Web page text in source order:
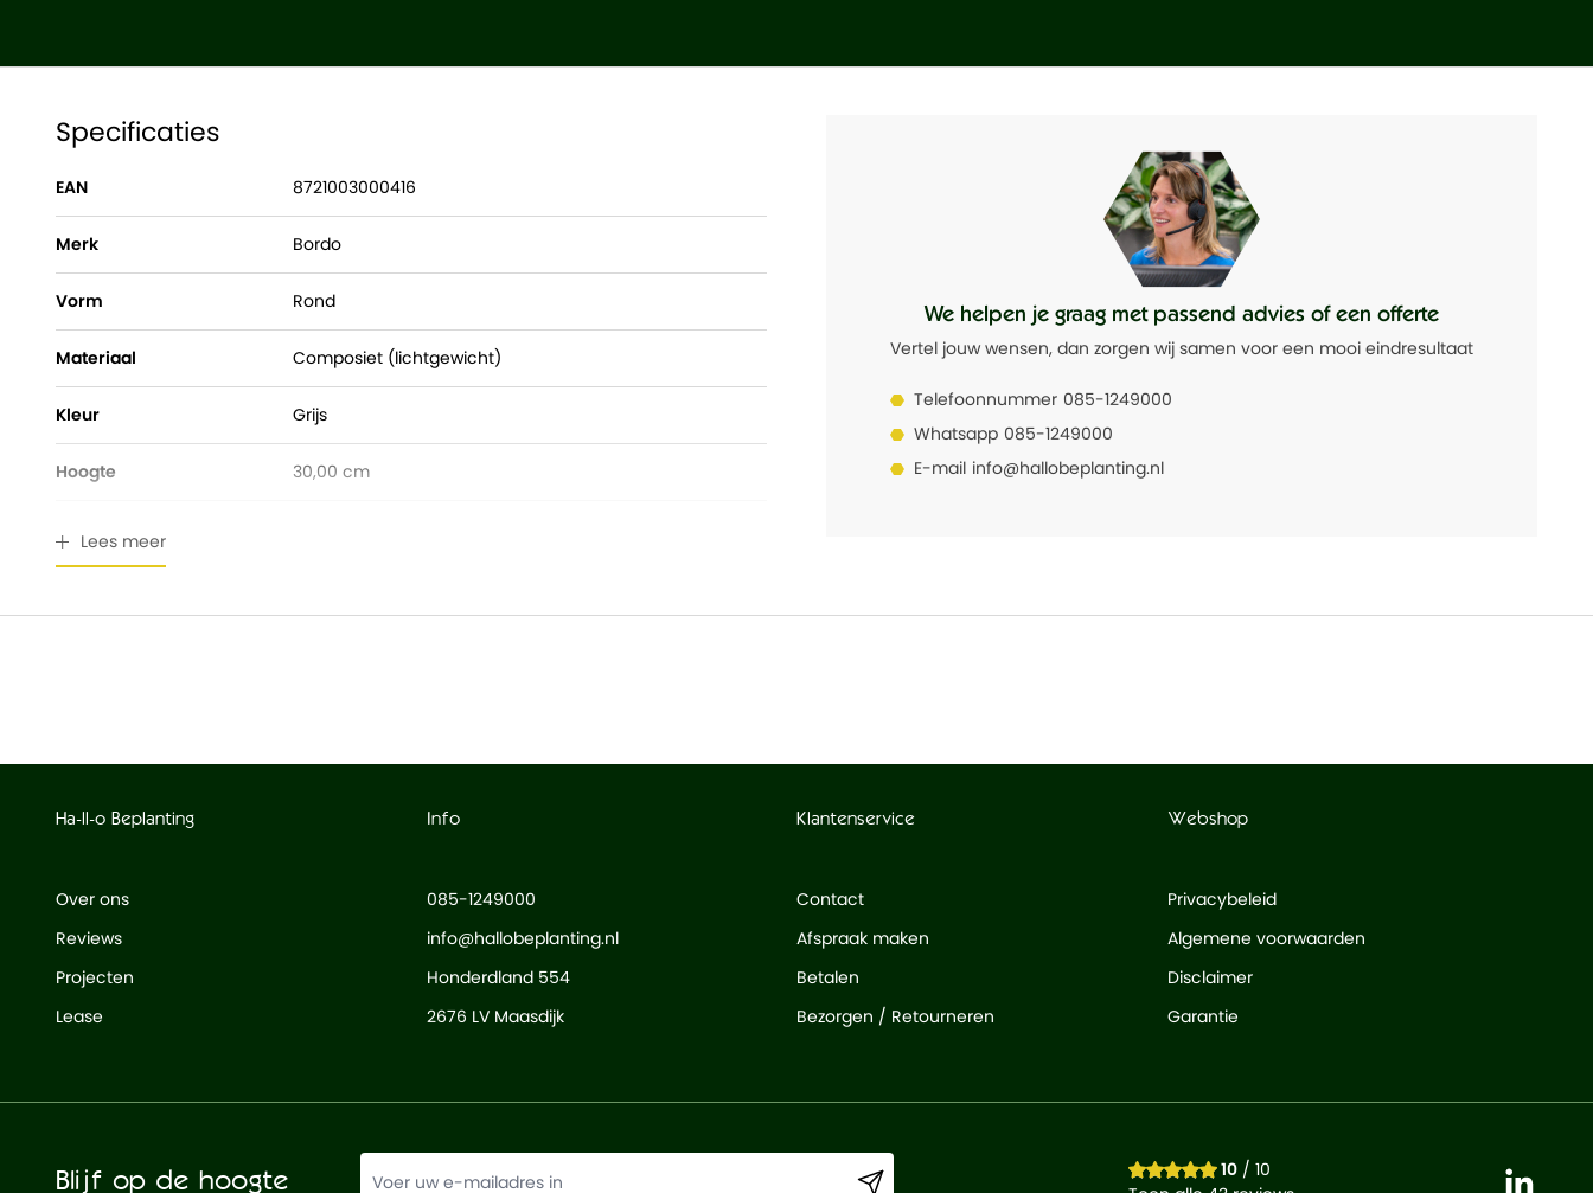
Specificaties
EAN 8721003000416
Merk Bordo
Vorm Rond
Materiaal Composiet (lichtgewicht)
Kleur Grijs
Hoogte 30,00 cm
Lees meer
We helpen je graag met passend advies of een offerte
Vertel jouw wensen, dan zorgen wij samen voor een mooi eindresultaat
Telefoonnummer 085-1249000
Whatsapp 085-1249000
E-mail info@hallobeplanting.nl
Ha-ll-o Beplanting
Over ons
Reviews
Projecten
Lease
Info
085-1249000
info@hallobeplanting.nl
Honderdland 554
2676 LV Maasdijk
Klantenservice
Contact
Afspraak maken
Betalen
Bezorgen / Retourneren
Webshop
Privacybeleid
Algemene voorwaarden
Disclaimer
Garantie
Blijf op de hoogte 10/ 10